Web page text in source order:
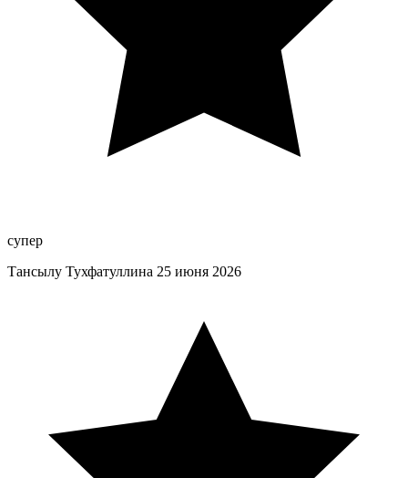
супер
Тансылу Тухфатуллина 25 июня 2026